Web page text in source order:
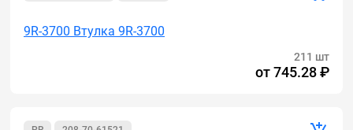
9R-3700 Втулка 9R-3700
211 шт
от745.28 ₽